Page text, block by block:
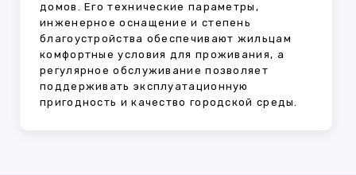
домов. Его технические параметры,
инженерное оснащение и степень
благоустройства обеспечивают жильцам
комфортные условия для проживания, а
регулярное обслуживание позволяет
поддерживать эксплуатационную
пригодность и качество городской среды.